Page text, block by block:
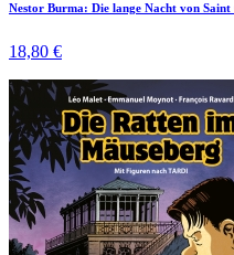
Nestor Burma: Die lange Nacht von Saint
18,80 €